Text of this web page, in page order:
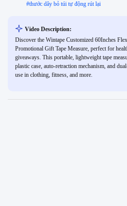
#thước dây bỏ túi tự động rút lại
Video Description:
Discover the Wintape Customized 60Inches
Promotional Gift Tape Measure, perfect for
giveaways. This portable, lightweight tape
plastic case, auto-retraction mechanism, and
use in clothing, fitness, and more.